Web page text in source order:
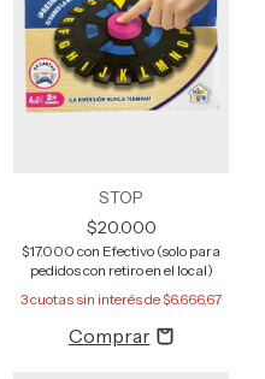
STOP
$20.000
$17.000 con Efectivo (solo para
pedidos con retiro en el local)
3cuotas sin interés de$6.666,67